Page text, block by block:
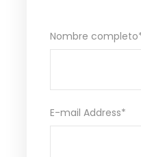
Nombre completo
E-mail Address*